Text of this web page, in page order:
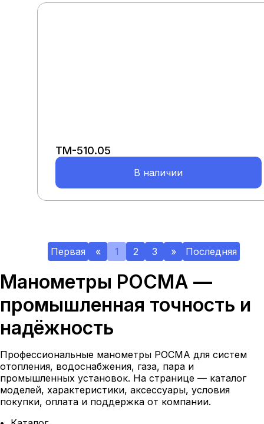
ТМ-510.05
В наличии
Первая « 1 2 3 » Последняя
Манометры РОСМА —
промышленная точность и
надёжность
Профессиональные манометры РОСМА для систем
отопления, водоснабжения, газа, пара и
промышленных установок. На странице — каталог
моделей, характеристики, аксессуары, условия
покупки, оплата и поддержка от компании.